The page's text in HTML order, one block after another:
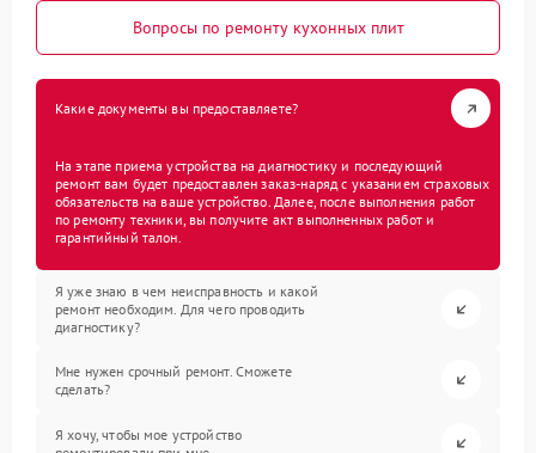
Вопросы по ремонту кухонных плит
Какие документы вы предоставляете?
На этапе приема устройства на диагностику и последующий
ремонт вам будет предоставлен заказ-наряд с указанием страховых
обязательств на ваше устройство. Далее, после выполнения работ
по ремонту техники, вы получите акт выполненных работ и
гарантийный талон.
Я уже знаю в чем неисправность и какой
ремонт необходим. Для чего проводить
диагностику?
Мне нужен срочный ремонт. Сможете
сделать?
Я хочу, чтобы мое устройство